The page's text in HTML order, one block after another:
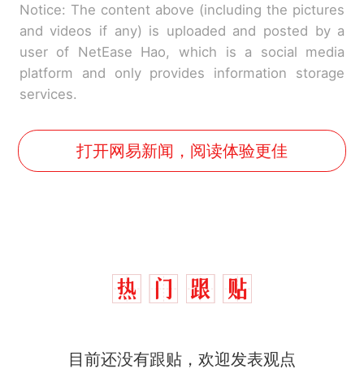
Notice: The content above (including the pictures
and videos if any) is uploaded and posted by a
user of NetEase Hao, which is a social media
platform and only provides information storage
services.
打开网易新闻，阅读体验更佳
目前还没有跟贴，欢迎发表观点